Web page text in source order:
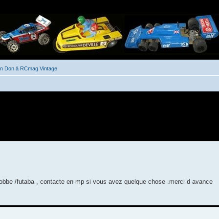
Don à RCmag Vintage
/futaba , contacte en mp si vous avez quelque chose .merci d avance